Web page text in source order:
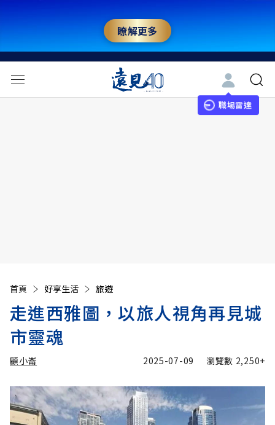
瞭解更多
職場雷達
首頁 好享生活 旅遊
走進西雅圖，以旅人視角再見城
市靈魂
顧小崙 2025-07-09 瀏覽數 2,250+